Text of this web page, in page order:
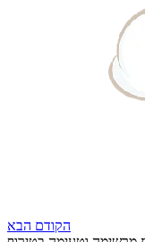
הקודם הבא